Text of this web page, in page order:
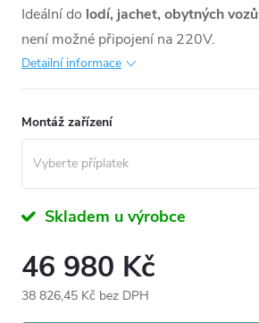
Ideální do lodí, jachet, obytných vozů
není možné připojení na 220V.
Detailní informace
Montáž zařízení
Skladem u výrobce
46 980 Kč
38 826,45 Kč bez DPH